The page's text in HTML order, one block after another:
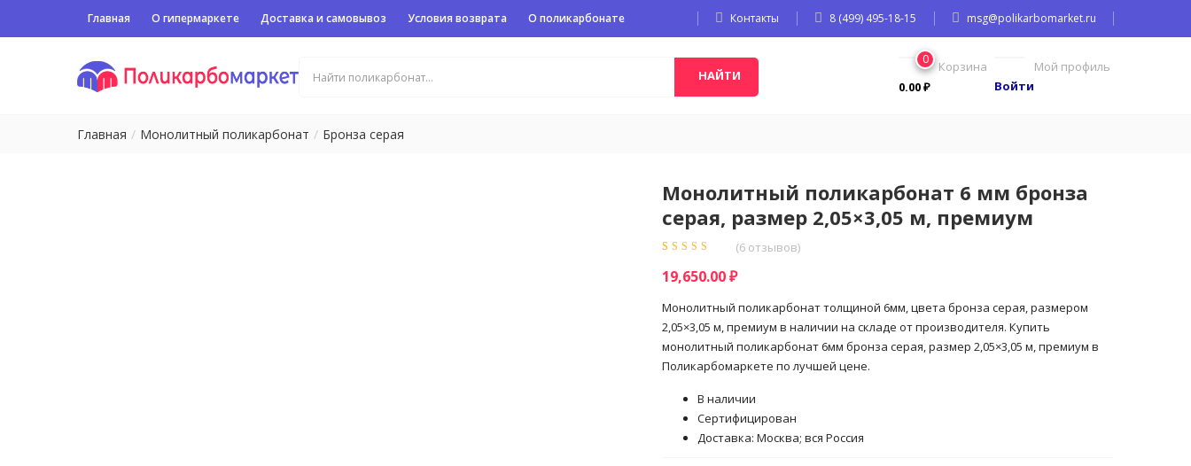
Главная О гипермаркете Доставка и самовывоз Условия возврата О поликарбонате Контакты 8 (499) 495-18-15 msg@polikarbomarket.ru
НАЙТИ
Мой профиль
Войти
0
Корзина
0.00₽
Главная Монолитный поликарбонат Бронза серая
Монолитный поликарбонат 6 мм бронза
серая, размер 2,05×3,05 м, премиум
5 на основе
опроса
(6 отзывов)
19,650.00₽
Монолитный поликарбонат толщиной 6мм, цвета бронза серая, размером
2,05×3,05 м, премиум в наличии на складе от производителя. Купить
монолитный поликарбонат 6мм бронза серая, размер 2,05×3,05 м, премиум в
Поликарбомаркете по лучшей цене.
В наличии
Сертифицирован
Доставка: Москва; вся Россия